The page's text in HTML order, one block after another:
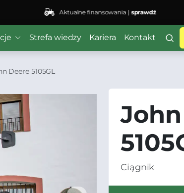
Aktualne finansowania |sprawdź
Strefa wiedzy Kariera Kontakt
Deere 5105GL
Ciągnik